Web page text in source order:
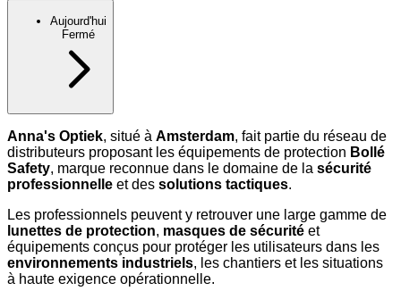
Aujourd'hui
Fermé
Anna's Optiek, situé à Amsterdam, fait partie du réseau de
distributeurs proposant les équipements de protection Bollé
Safety, marque reconnue dans le domaine de la sécurité
professionnelle et des solutions tactiques.
Les professionnels peuvent y retrouver une large gamme de
lunettes de protection, masques de sécurité et
équipements conçus pour protéger les utilisateurs dans les
environnements industriels, les chantiers et les situations
à haute exigence opérationnelle.